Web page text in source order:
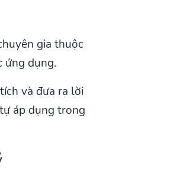
gia thuộc
ứng dụng.
và đưa ra lời
áp dụng trong